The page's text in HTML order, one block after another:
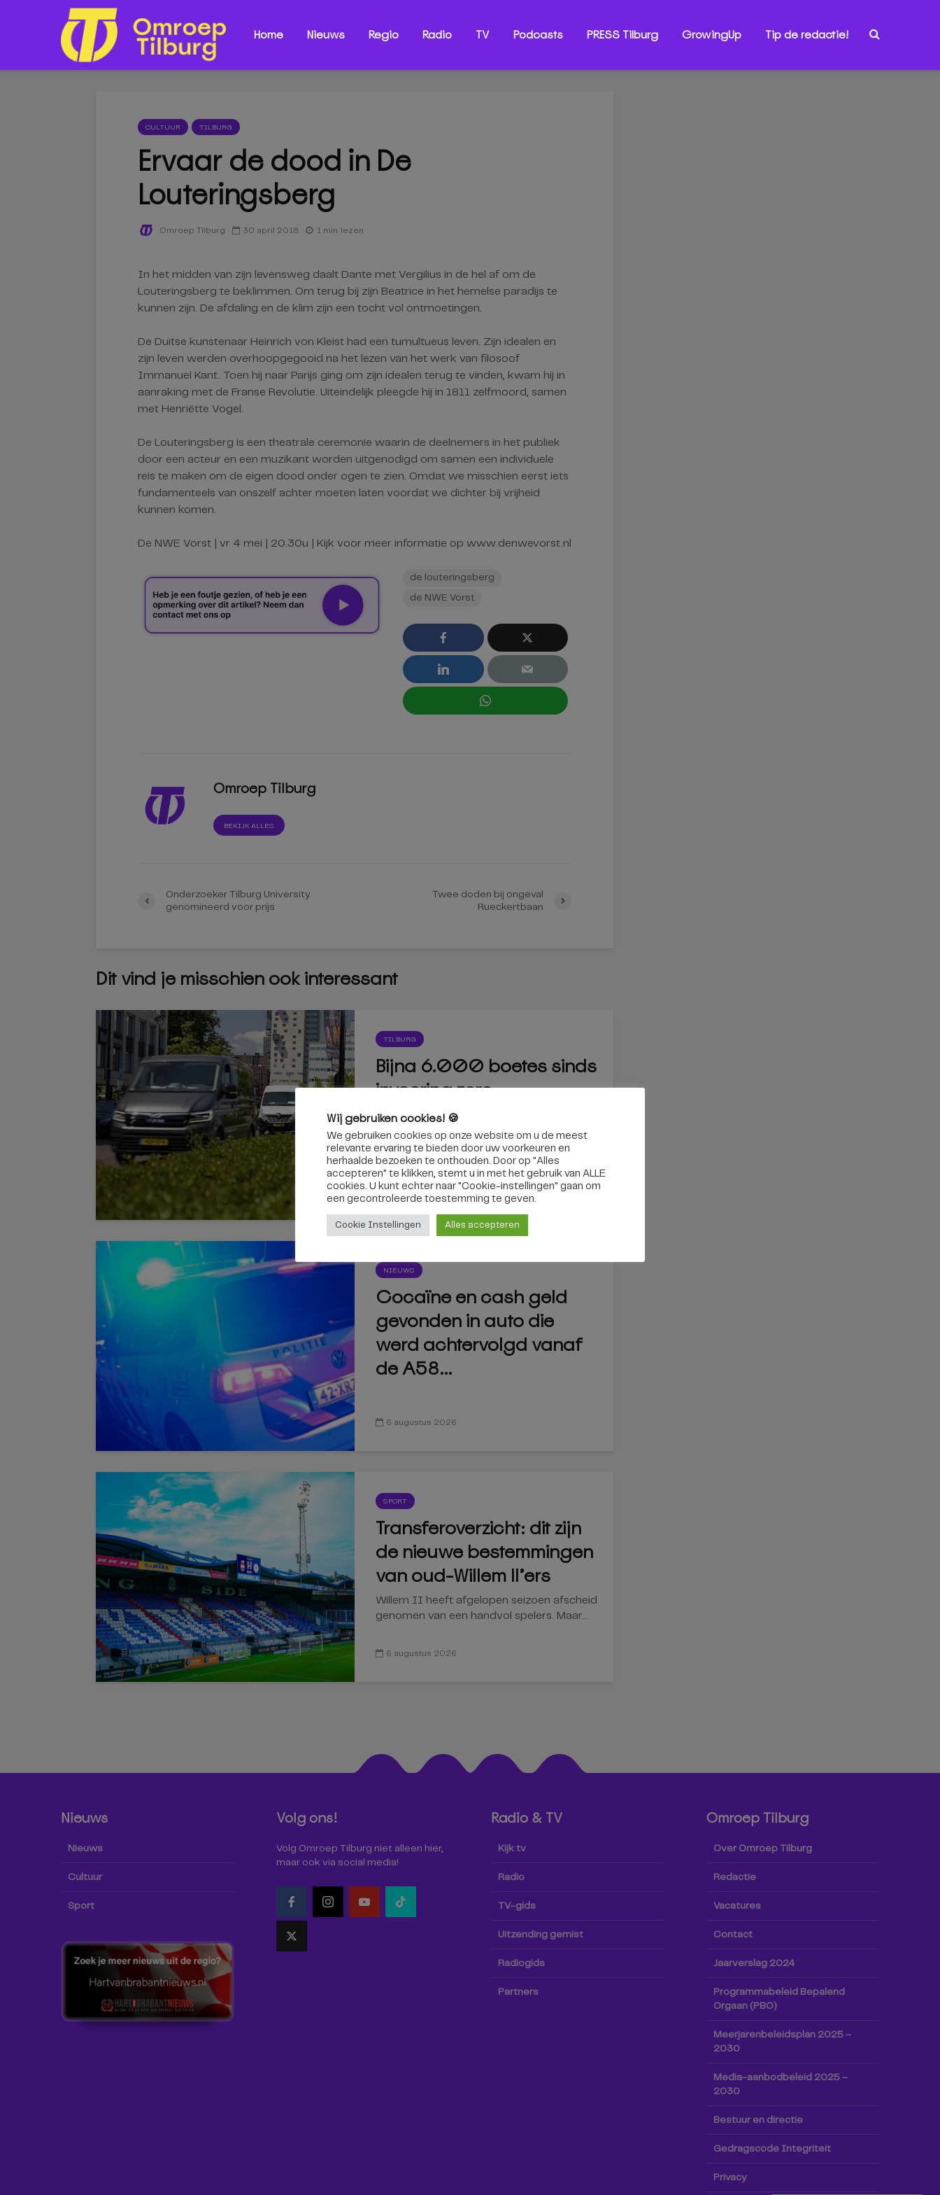
Home Nieuws Regio Radio TV Podcasts PRESS Tilburg GrowingUp Tip de redactie!
CULTUUR TILBURG
Ervaar de dood in De
Louteringsberg
Omroep Tilburg 30 april 2018 1 min. lezen
In het midden van zijn levensweg daalt Dante met Vergilius in de hel af om de
Louteringsberg te beklimmen. Om terug bij zijn Beatrice in het hemelse paradijs te
kunnen zijn. De afdaling en de klim zijn een tocht vol ontmoetingen.
De Duitse kunstenaar Heinrich von Kleist had een tumultueus leven. Zijn idealen en
zijn leven werden overhoopgegooid na het lezen van het werk van filosoof
Immanuel Kant. Toen hij naar Parijs ging om zijn idealen terug te vinden, kwam hij in
aanraking met de Franse Revolutie. Uiteindelijk pleegde hij in 1811 zelfmoord, samen
met Henriëtte Vogel.
De Louteringsberg is een theatrale ceremonie waarin de deelnemers in het publiek
door een acteur en een muzikant worden uitgenodigd om samen een individuele
reis te maken om de eigen dood onder ogen te zien. Omdat we misschien eerst iets
fundamenteels van onszelf achter moeten laten voordat we dichter bij vrijheid
kunnen komen.
De NWE Vorst | vr 4 mei | 20.30u | Kijk voor meer informatie op www.denwevorst.nl
de louteringsberg
de NWE Vorst
Omroep Tilburg
BEKIJK ALLES
Onderzoeker Tilburg University
genomineerd voor prijs
Twee doden bij ongeval
Rueckertbaan
Dit vind je misschien ook interessant
TILBURG
Bijna 6.000 boetes sinds
invoering zero-
emissiezone in Tilburg
Sinds de invoering van de zero-
emissiezone zijn in Tilburg 5.914 boetes...
6 augustus 2026
NIEUWS
Cocaïne en cash geld
gevonden in auto die
werd achtervolgd vanaf
de A58...
6 augustus 2026
SPORT
Transferoverzicht: dit zijn
de nieuwe bestemmingen
van oud-Willem II’ers
Willem II heeft afgelopen seizoen afscheid
genomen van een handvol spelers. Maar...
6 augustus 2026
Nieuws
Nieuws
Cultuur
Sport
Volg ons!
Volg Omroep Tilburg niet alleen hier,
maar ook via social media!
Radio & TV
Kijk tv
Radio
TV-gids
Uitzending gemist
Radiogids
Partners
Omroep Tilburg
Over Omroep Tilburg
Redactie
Vacatures
Contact
Jaarverslag 2024
Programmabeleid Bepalend
Orgaan (PBO)
Meerjarenbeleidsplan 2025 –
2030
Media-aanbodbeleid 2025 –
2030
Bestuur en directie
Gedragscode Integriteit
Privacy
Wij gebruiken cookies! 🍪
We gebruiken cookies op onze website om u de meest
relevante ervaring te bieden door uw voorkeuren en
herhaalde bezoeken te onthouden. Door op "Alles
accepteren" te klikken, stemt u in met het gebruik van ALLE
cookies. U kunt echter naar "Cookie-instellingen" gaan om
een ​​gecontroleerde toestemming te geven.
Cookie Instellingen Alles accepteren